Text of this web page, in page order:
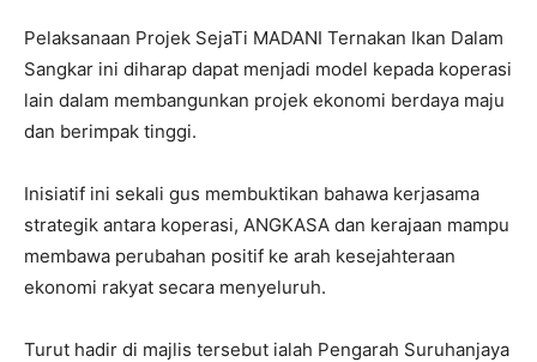
Pelaksanaan Projek SejaTi MADANI Ternakan Ikan Dalam
Sangkar ini diharap dapat menjadi model kepada koperasi
lain dalam membangunkan projek ekonomi berdaya maju
dan berimpak tinggi.
Inisiatif ini sekali gus membuktikan bahawa kerjasama
strategik antara koperasi, ANGKASA dan kerajaan mampu
membawa perubahan positif ke arah kesejahteraan
ekonomi rakyat secara menyeluruh.
Turut hadir di majlis tersebut ialah Pengarah Suruhanjaya